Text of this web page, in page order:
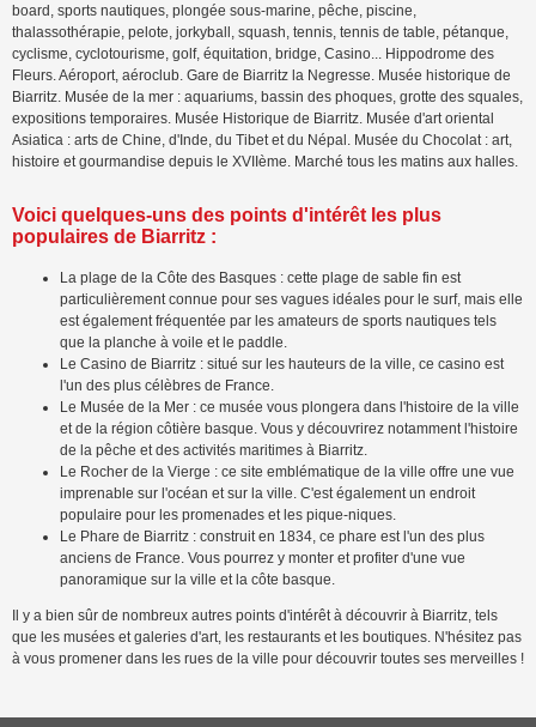
board, sports nautiques, plongée sous-marine, pêche, piscine,
thalassothérapie, pelote, jorkyball, squash, tennis, tennis de table, pétanque,
cyclisme, cyclotourisme, golf, équitation, bridge, Casino... Hippodrome des
Fleurs. Aéroport, aéroclub. Gare de Biarritz la Negresse. Musée historique de
Biarritz. Musée de la mer : aquariums, bassin des phoques, grotte des squales,
expositions temporaires. Musée Historique de Biarritz. Musée d'art oriental
Asiatica : arts de Chine, d'Inde, du Tibet et du Népal. Musée du Chocolat : art,
histoire et gourmandise depuis le XVIIème. Marché tous les matins aux halles.
Voici quelques-uns des points d'intérêt les plus
populaires de Biarritz :
La plage de la Côte des Basques : cette plage de sable fin est
particulièrement connue pour ses vagues idéales pour le surf, mais elle
est également fréquentée par les amateurs de sports nautiques tels
que la planche à voile et le paddle.
Le Casino de Biarritz : situé sur les hauteurs de la ville, ce casino est
l'un des plus célèbres de France.
Le Musée de la Mer : ce musée vous plongera dans l'histoire de la ville
et de la région côtière basque. Vous y découvrirez notamment l'histoire
de la pêche et des activités maritimes à Biarritz.
Le Rocher de la Vierge : ce site emblématique de la ville offre une vue
imprenable sur l'océan et sur la ville. C'est également un endroit
populaire pour les promenades et les pique-niques.
Le Phare de Biarritz : construit en 1834, ce phare est l'un des plus
anciens de France. Vous pourrez y monter et profiter d'une vue
panoramique sur la ville et la côte basque.
Il y a bien sûr de nombreux autres points d'intérêt à découvrir à Biarritz, tels
que les musées et galeries d'art, les restaurants et les boutiques. N'hésitez pas
à vous promener dans les rues de la ville pour découvrir toutes ses merveilles !